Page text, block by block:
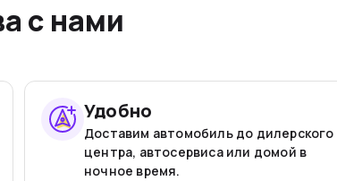
с нами
Удобно
Доставим автомобиль до дилерского
центра, автосервиса или домой в
ночное время.